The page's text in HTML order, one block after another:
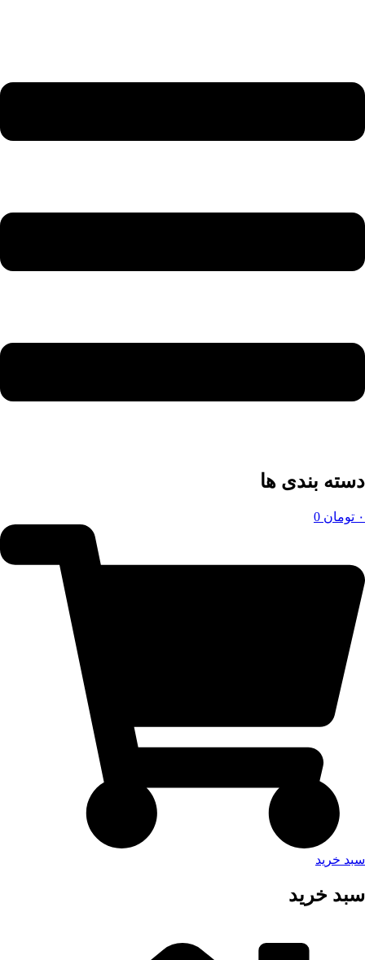
دسته بندی ها
۰ تومان 0
سبد خرید
سبد خرید